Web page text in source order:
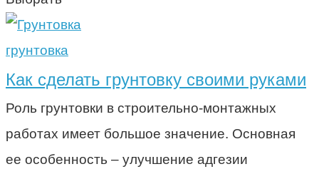
грунтовка
Как сделать грунтовку своими руками
Роль грунтовки в строительно-монтажных
работах имеет большое значение. Основная
ее особенность – улучшение адгезии